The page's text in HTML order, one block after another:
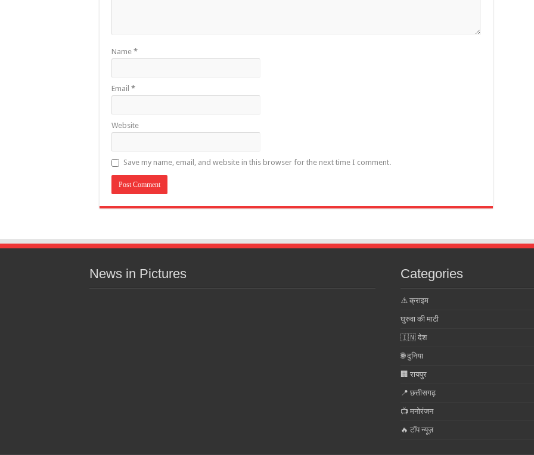
Name *
Email *
Website
Save my name, email, and website in this browser for the next time I comment.
News in Pictures Categories
⚠️ क्राइम
घुरुवा की माटी
🇮🇳 देश
🌐 दुनिया
🏢 रायपुर
📍 छत्तीसगढ़
📺 मनोरंजन
🔥 टॉप न्यूज़